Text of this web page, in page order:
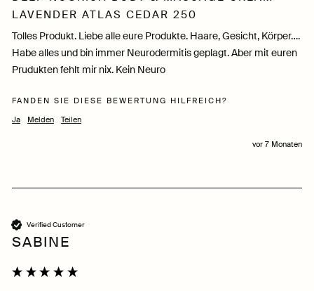
LAVENDER ATLAS CEDAR 250
Tolles Produkt. Liebe alle eure Produkte. Haare, Gesicht, Körper….
Habe alles und bin immer Neurodermitis geplagt. Aber mit euren
Prudukten fehlt mir nix. Kein Neuro
FANDEN SIE DIESE BEWERTUNG HILFREICH?
Ja
Melden Teilen
vor 7 Monaten
Verified Customer
SABINE